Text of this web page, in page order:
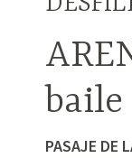
baile
PASAJE DE